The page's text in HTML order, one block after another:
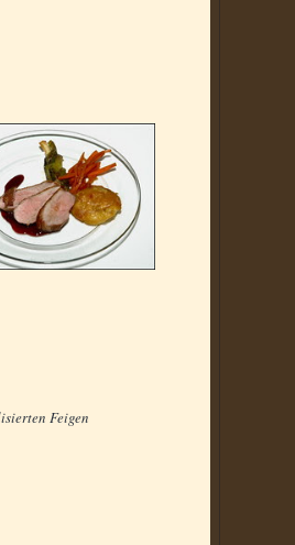
Feigen